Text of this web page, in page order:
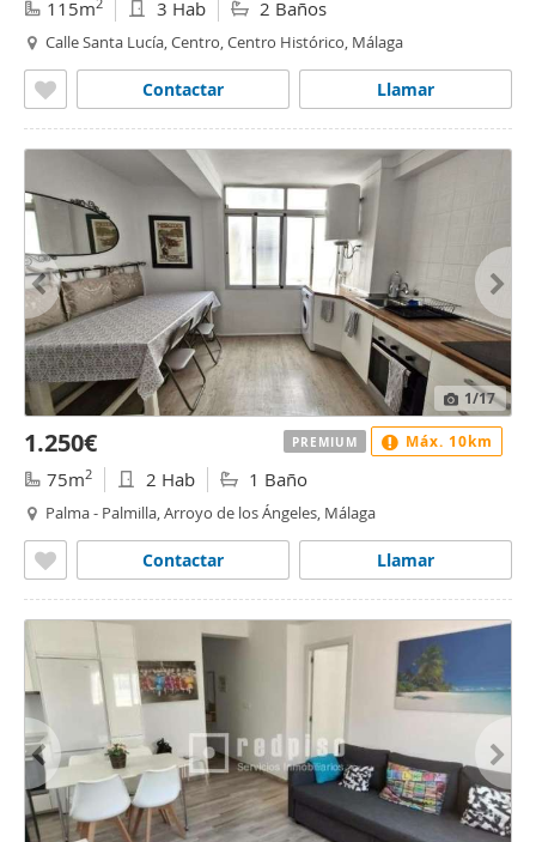
115m 3 Hab 2 Baños
Calle Santa Lucía, Centro, Centro Histórico, Málaga
Llamar
Contactar
1/17
1.250€
75m2 2 Hab 1 Baño
Palma - Palmilla, Arroyo de los Ángeles, Málaga
Llamar
Contactar
PREMIUM Máx. 10km